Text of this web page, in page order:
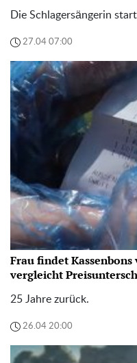
Die Schlagersängerin
27.04 07:00
Frau findet
vergleicht
25 Jahre zurück.
26.04 20:00